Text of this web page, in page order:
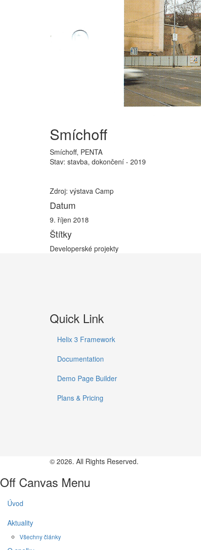
Smíchoff
Smíchoff, PENTA
Stav: stavba, dokončení - 2019
Zdroj: výstava Camp
Datum
9. říjen 2018
Štítky
Developerské projekty
Quick Link
Helix 3 Framework
Documentation
Demo Page Builder
Plans & Pricing
© 2026. All Rights Reserved.
Off Canvas Menu
Úvod
Aktuality
Všechny články